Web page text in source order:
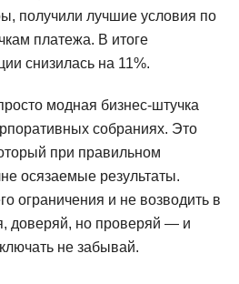
получили лучшие условия по
платежа. В итоге
снизилась на 11%.
модная бизнес-штучка
собраниях. Это
при правильном
осязаемые результаты.
ограничения и не возводить в
доверяй, но проверяй — и
не забывай.